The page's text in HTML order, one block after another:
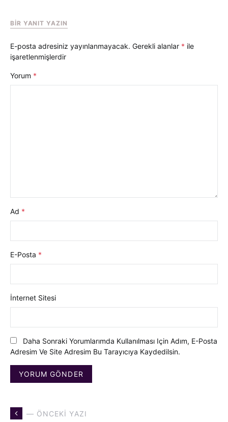
BIR YANIT YAZIN
E-posta adresiniz yayınlanmayacak. Gerekli alanlar * ile
işaretlenmişlerdir
Yorum *
Ad *
E-Posta *
İnternet Sitesi
Daha Sonraki Yorumlarımda Kullanılması Için Adım, E-Posta
Adresim Ve Site Adresim Bu Tarayıcıya Kaydedilsin.
— ÖNCEKI YAZI